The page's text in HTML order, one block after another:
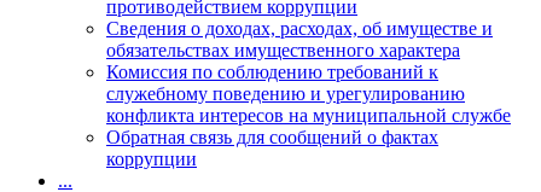
противодействием коррупции
Сведения о доходах, расходах, об имуществе и
обязательствах имущественного характера
Комиссия по соблюдению требований к
служебному поведению и урегулированию
конфликта интересов на муниципальной службе
Обратная связь для сообщений о фактах
коррупции
...